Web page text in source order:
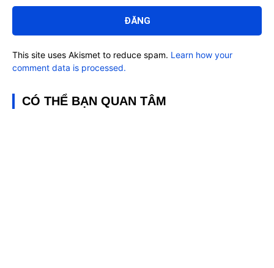
luận:
This site uses Akismet to reduce spam. Learn how your
comment data is processed.
CÓ THỂ BẠN QUAN TÂM